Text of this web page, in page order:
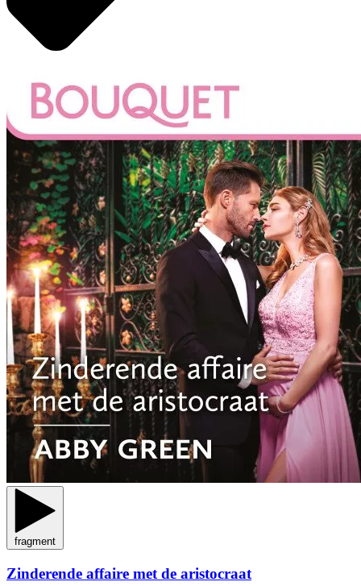
fragment
Zinderende affaire met de aristocraat